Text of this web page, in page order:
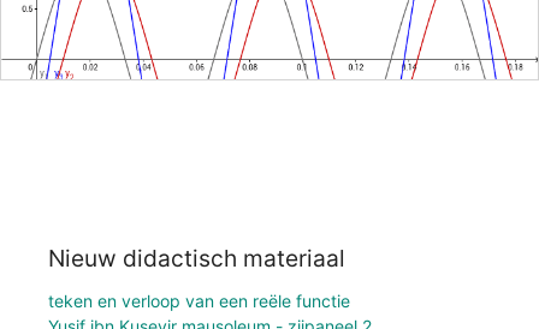
Nieuw didactisch materiaal
teken en verloop van een reële functie